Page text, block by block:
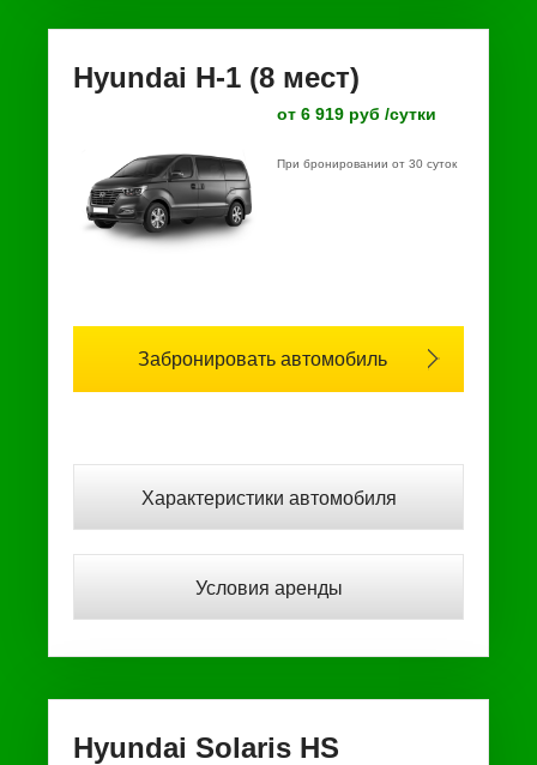
Hyundai H-1 (8 мест)
от 6 919 руб /сутки
При бронировании от 30 суток
Забронировать автомобиль
Характеристики автомобиля
Условия аренды
Hyundai Solaris HS